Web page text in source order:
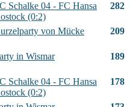
Schalke 04 - FC Hansa
(0:2)
282
von Mücke 209
in Wismar 189
Schalke 04 - FC Hansa
(0:2)
178